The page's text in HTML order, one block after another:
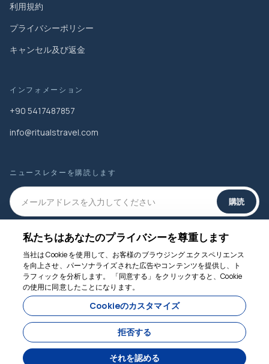
利用規約
プライバシーポリシー
キャンセル及び返金
インフォメーション
+90 5417487857
info@ritualstravel.com
ニュースレターを購読します
購読
ソーシャルメディア
によって開発された
私たちはあなたのプライバシーを尊重します
当社は Cookie を使用して、お客様のブラウジング エクスペリエンス
を向上させ、パーソナライズされた広告やコンテンツを提供し、ト
ラフィックを分析します。 「同意する」をクリックすると、Cookie
の使用に同意したことになります。
Cookieのカスタマイズ
拒否する
それを認める
お手伝いします